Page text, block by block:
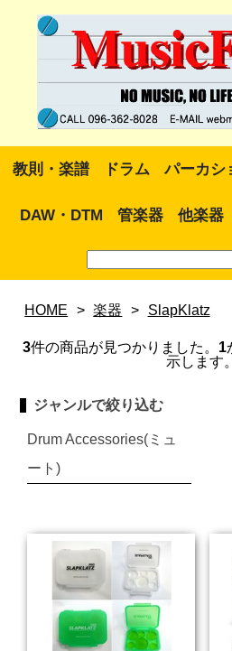
教則・楽譜 ドラム パーカシ
DAW・DTM 管楽器 他楽器
HOME > 楽器 > SlapKlatz
3件の商品が見つかりました。 1
示します。
ジャンルで絞り込む
Drum Accessories(ミュ
ート)